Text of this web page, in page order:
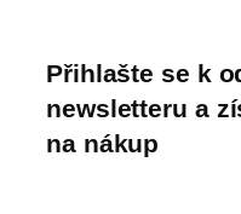
Přihlašte se k
newsletteru a
na nákup